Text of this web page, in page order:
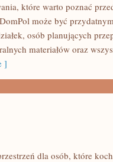
które warto poznać
może być
osób planujących
materiałów oraz
]
dla osób, które